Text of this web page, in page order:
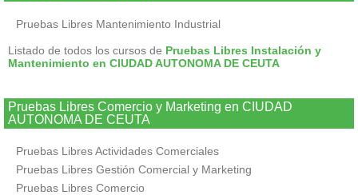
Pruebas Libres Mantenimiento Industrial
Listado de todos los cursos de Pruebas Libres Instalación y
Mantenimiento en CIUDAD AUTONOMA DE CEUTA
Pruebas Libres Comercio y Marketing en CIUDAD
AUTONOMA DE CEUTA
Pruebas Libres Actividades Comerciales
Pruebas Libres Gestión Comercial y Marketing
Pruebas Libres Comercio